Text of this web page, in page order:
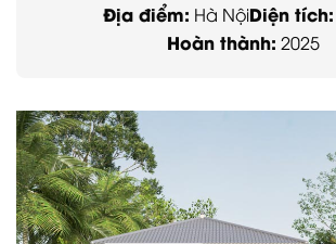
Địa điểm: Hà NộiDiện tích:
Hoàn thành: 2025